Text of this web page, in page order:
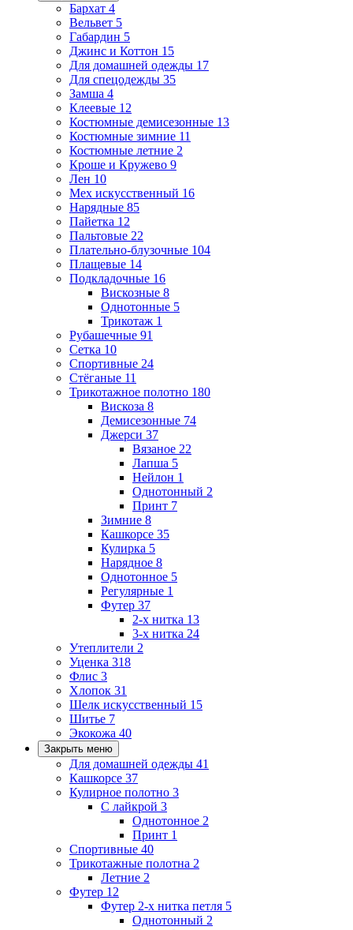
Бархат 4
Вельвет 5
Габардин 5
Джинс и Коттон 15
Для домашней одежды 17
Для спецодежды 35
Замша 4
Клеевые 12
Костюмные демисезонные 13
Костюмные зимние 11
Костюмные летние 2
Кроше и Кружево 9
Лен 10
Мех искусственный 16
Нарядные 85
Пайетка 12
Пальтовые 22
Плательно-блузочные 104
Плащевые 14
Подкладочные 16
Вискозные 8
Однотонные 5
Трикотаж 1
Рубашечные 91
Сетка 10
Спортивные 24
Стёганые 11
Трикотажное полотно 180
Вискоза 8
Демисезонные 74
Джерси 37
Вязаное 22
Лапша 5
Нейлон 1
Однотонный 2
Принт 7
Зимние 8
Кашкорсе 35
Кулирка 5
Нарядное 8
Однотонное 5
Регулярные 1
Футер 37
2-х нитка 13
3-х нитка 24
Утеплители 2
Уценка 318
Флис 3
Хлопок 31
Шелк искусственный 15
Шитье 7
Экокожа 40
Закрыть меню
Для домашней одежды 41
Кашкорсе 37
Кулирное полотно 3
С лайкрой 3
Однотонное 2
Принт 1
Спортивные 40
Трикотажные полотна 2
Летние 2
Футер 12
Футер 2-х нитка петля 5
Однотонный 2